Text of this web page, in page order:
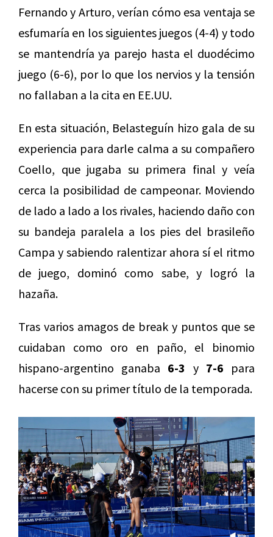
Fernando y Arturo, verían cómo esa ventaja se
esfumaría en los siguientes juegos (4-4) y todo
se mantendría ya parejo hasta el duodécimo
juego (6-6), por lo que los nervios y la tensión
no fallaban a la cita en EE.UU.
En esta situación, Belasteguín hizo gala de su
experiencia para darle calma a su compañero
Coello, que jugaba su primera final y veía
cerca la posibilidad de campeonar. Moviendo
de lado a lado a los rivales, haciendo daño con
su bandeja paralela a los pies del brasileño
Campa y sabiendo ralentizar ahora sí el ritmo
de juego, dominó como sabe, y logró la
hazaña.
Tras varios amagos de break y puntos que se
cuidaban como oro en paño, el binomio
hispano-argentino ganaba 6-3 y 7-6 para
hacerse con su primer título de la temporada.